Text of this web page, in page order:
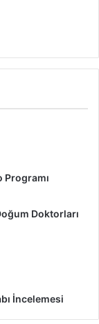
Programı
Doktorları
İncelemesi